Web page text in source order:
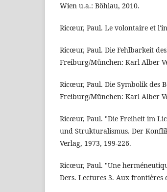
Wien u.a.: Böhlau, 2010.
Ricœur, Paul. Le volontaire et
Ricœur, Paul. Die Fehlbarkeit
Freiburg/München: Karl Alber
Ricœur, Paul. Die Symbolik des
Freiburg/München: Karl Alber
Ricœur, Paul. "Die Freiheit im
und Strukturalismus. Der
Verlag, 1973, 199-226.
Ricœur, Paul. "Une
Ders. Lectures 3. Aux frontières